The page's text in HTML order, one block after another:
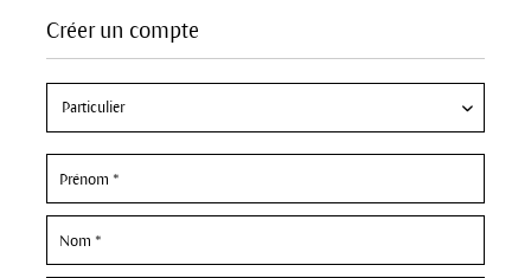
Créer un compte